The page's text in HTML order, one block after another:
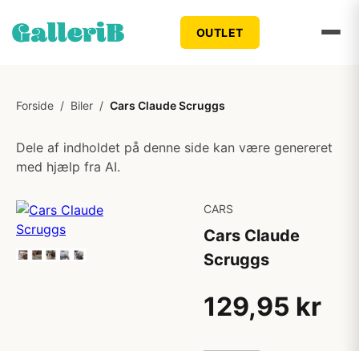
OUTLET
Forside / Biler / Cars Claude Scruggs
Dele af indholdet på denne side kan være genereret
med hjælp fra AI.
CARS
Cars Claude
Scruggs
129,95 kr